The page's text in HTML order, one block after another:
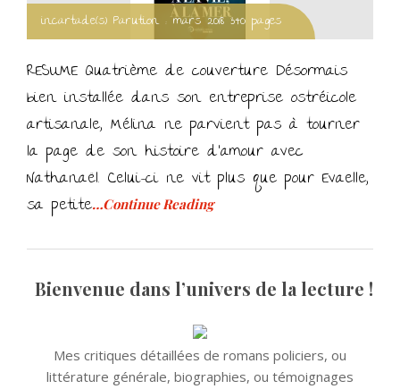
incartade(s) Parution : mars 2018 340 pages
RESUME Quatrième de couverture Désormais
bien installée dans son entreprise ostréicole
artisanale, Mélina ne parvient pas à tourner
la page de son histoire d’amour avec
Nathanaël. Celui-ci ne vit plus que pour Evaelle,
sa petite…Continue Reading
Bienvenue dans l’univers de la lecture !
Mes critiques détaillées de romans policiers, ou
littérature générale, biographies, ou témoignages